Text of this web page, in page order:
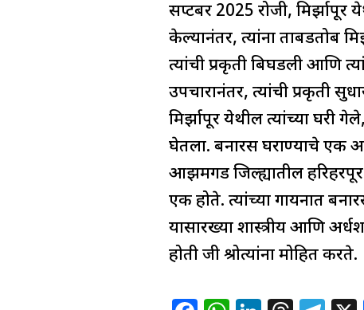
सप्टेंबर 2025 रोजी, मिर्झापूर
केल्यानंतर, त्यांना ताबडतोब
त्यांची प्रकृती बिघडली आणि
उपचारानंतर, त्यांची प्रकृती
मिर्झापूर येथील त्यांच्या घरी
घेतला. बनारस घराण्याचे एक
आझमगड जिल्ह्यातील हरिहरपूर
एक होते. त्यांच्या गायनात
यासारख्या शास्त्रीय आणि
होती जी श्रोत्यांना मोहित करते.